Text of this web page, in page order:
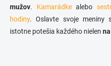
mužov. Kamarádkealebo
hodiny. Oslavte svoje
istotne potešia každého nielen